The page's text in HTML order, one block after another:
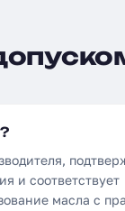
и соответствует
масла с